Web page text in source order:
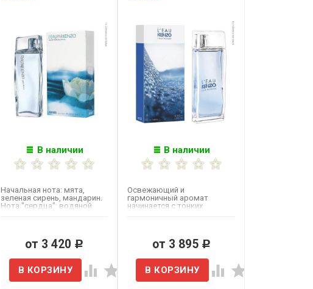
В наличии
Начальная нота: мята,
зеленая сирень, мандарин.
Нота "сердца": водяной
от 3 420 Р
В наличии
Освежающий и
гармоничный аромат
начинается с тонких
от 3 895 Р